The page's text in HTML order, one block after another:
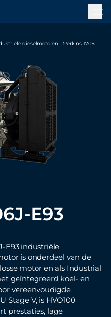
dieselmotoren Perkins 1706J-E93
E93
E93 industriële
is onderdeel van de
motor en als Industrial
geïntegreerd koel- en
vereenvoudigde
Stage V, is HVO100
prestaties, lage